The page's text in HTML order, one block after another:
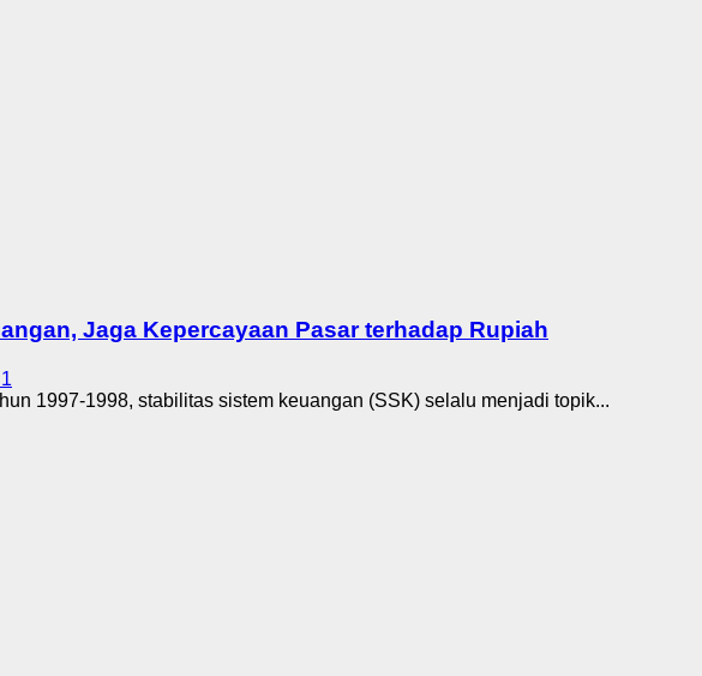
Jaga Kepercayaan Pasar terhadap Rupiah
1
1997-1998, stabilitas sistem keuangan (SSK) selalu menjadi topik...